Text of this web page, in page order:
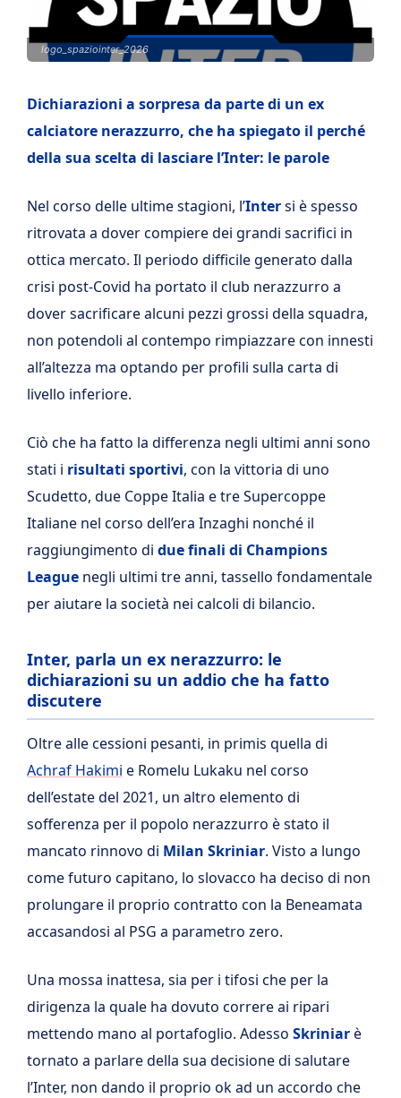
logo_spaziointer_2026
Dichiarazioni a sorpresa da parte di un ex
calciatore nerazzurro, che ha spiegato il perché
della sua scelta di lasciare l’Inter: le parole
Nel corso delle ultime stagioni, l’Intersi è spesso
ritrovata a dover compiere dei grandi sacrifici in
ottica mercato. Il periodo difficile generato dalla
crisi post-Covid ha portato il club nerazzurro a
dover sacrificare alcuni pezzi grossi della squadra,
non potendoli al contempo rimpiazzare con innesti
all’altezza ma optando per profili sulla carta di
livello inferiore.
Ciò che ha fatto la differenza negli ultimi anni sono
stati i risultati sportivi, con la vittoria di uno
Scudetto, due Coppe Italia e tre Supercoppe
Italiane nel corso dell’era Inzaghi nonché il
raggiungimento di due finali di Champions
League negli ultimi tre anni, tassello fondamentale
per aiutare la società nei calcoli di bilancio.
Inter, parla un ex nerazzurro: le
dichiarazioni su un addio che ha fatto
discutere
Oltre alle cessioni pesanti, in primis quella di
Achraf Hakimi e Romelu Lukaku nel corso
dell’estate del 2021, un altro elemento di
sofferenza per il popolo nerazzurro è stato il
mancato rinnovo di Milan Skriniar. Visto a lungo
come futuro capitano, lo slovacco ha deciso di non
prolungare il proprio contratto con la Beneamata
accasandosi al PSG a parametro zero.
Una mossa inattesa, sia per i tifosi che per la
dirigenza la quale ha dovuto correre ai ripari
mettendo mano al portafoglio. Adesso Skriniarè
tornato a parlare della sua decisione di salutare
l’Inter, non dando il proprio ok ad un accordo che